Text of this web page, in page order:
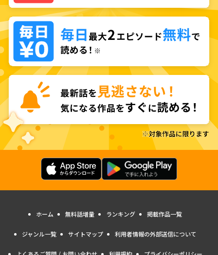
ホーム 無料話増量 ランキング 掲載作品一覧
ジャンル一覧 サイトマップ 利用者情報の外部送信について